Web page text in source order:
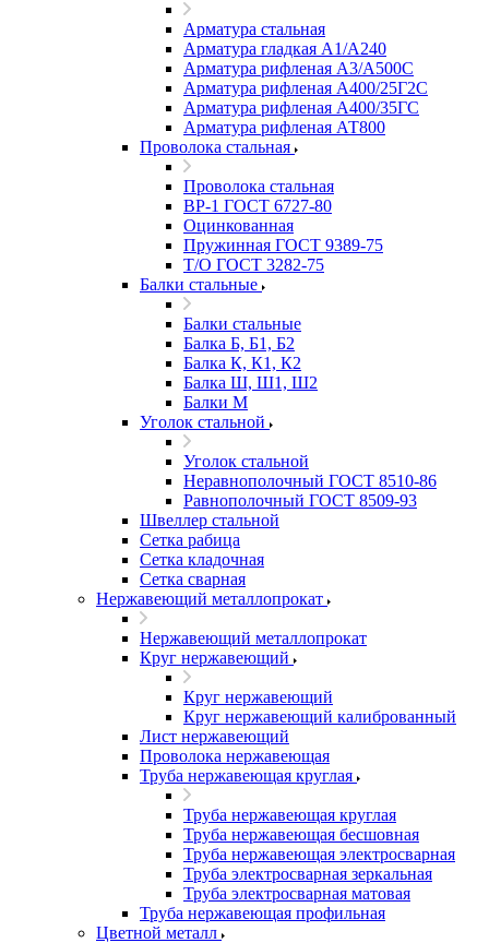
Арматура стальная
Арматура гладкая А1/А240
Арматура рифленая А3/А500С
Арматура рифленая А400/25Г2С
Арматура рифленая А400/35ГС
Арматура рифленая АТ800
Проволока стальная
Проволока стальная
ВР-1 ГОСТ 6727-80
Оцинкованная
Пружинная ГОСТ 9389-75
Т/О ГОСТ 3282-75
Балки стальные
Балки стальные
Балка Б, Б1, Б2
Балка К, К1, К2
Балка Ш, Ш1, Ш2
Балки М
Уголок стальной
Уголок стальной
Неравнополочный ГОСТ 8510-86
Равнополочный ГОСТ 8509-93
Швеллер стальной
Сетка рабица
Сетка кладочная
Сетка сварная
Нержавеющий металлопрокат
Нержавеющий металлопрокат
Круг нержавеющий
Круг нержавеющий
Круг нержавеющий калиброванный
Лист нержавеющий
Проволока нержавеющая
Труба нержавеющая круглая
Труба нержавеющая круглая
Труба нержавеющая бесшовная
Труба нержавеющая электросварная
Труба электросварная зеркальная
Труба электросварная матовая
Труба нержавеющая профильная
Цветной металл